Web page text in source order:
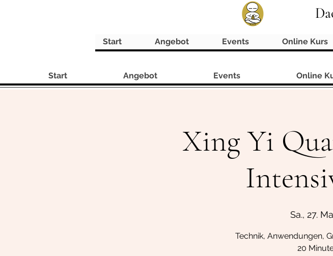
Start Angebot Events Online Kurs
Xing Yi
Sa., 27.
Technik, Anwendungen,
20
Start Angebot Events Online